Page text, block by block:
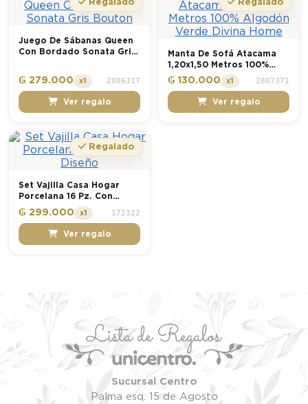
Regalado
Juego De Sábanas Queen
Con Bordado Sonata Gris
₲ 279.000 x1 2806317
Ver regalo
Regalado
Manta De Sofá Atacama
1,20x1,50 Metros 100%
Algodón Verde Divina
Home
₲ 130.000 x1 2807371
Ver regalo
Regalado
Set Vajilla Casa Hogar
Porcelana 16 Pz. Con
Diseño
₲ 299.000 x1 172322
Ver regalo
Sucursal Centro
Palma esq. 15 de Agosto